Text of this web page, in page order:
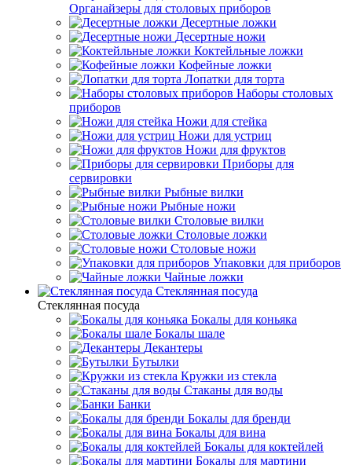
Органайзеры для столовых приборов
Десертные ложки
Десертные ножи
Коктейльные ложки
Кофейные ложки
Лопатки для торта
Наборы столовых
приборов
Ножи для стейка
Ножи для устриц
Ножи для фруктов
Приборы для
сервировки
Рыбные вилки
Рыбные ножи
Столовые вилки
Столовые ложки
Столовые ножи
Упаковки для приборов
Чайные ложки
Стеклянная посуда
Стеклянная посуда
Бокалы для коньяка
Бокалы шале
Декантеры
Бутылки
Кружки из стекла
Стаканы для воды
Банки
Бокалы для бренди
Бокалы для вина
Бокалы для коктейлей
Бокалы для мартини